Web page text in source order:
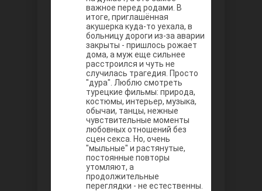
важное перед родами. В
итоге, приглашённая
акушерка куда-то уехала, в
больницу дороги из-за аварии
закрыты - пришлось рожает
дома, а муж еще сильнее
расстроился и чуть не
случилась трагедия. Просто
"дура". Люблю смотреть
турецкие фильмы: природа,
костюмы, интерьер, музыка,
обычаи, танцы, нежные
чувствительные моменты
любовных отношений без
сцен секса. Но, очень
"мыльные" и растянутые,
постоянные повторы
утомляют, а
продолжительные
переглядки - не естественны.